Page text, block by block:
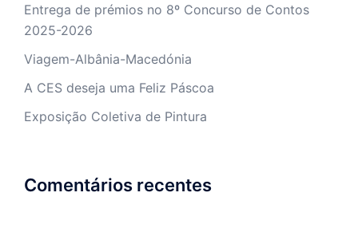
Entrega de prémios no 8º Concurso de Contos
2025-2026
Viagem-Albânia-Macedónia
A CES deseja uma Feliz Páscoa
Exposição Coletiva de Pintura
Comentários recentes